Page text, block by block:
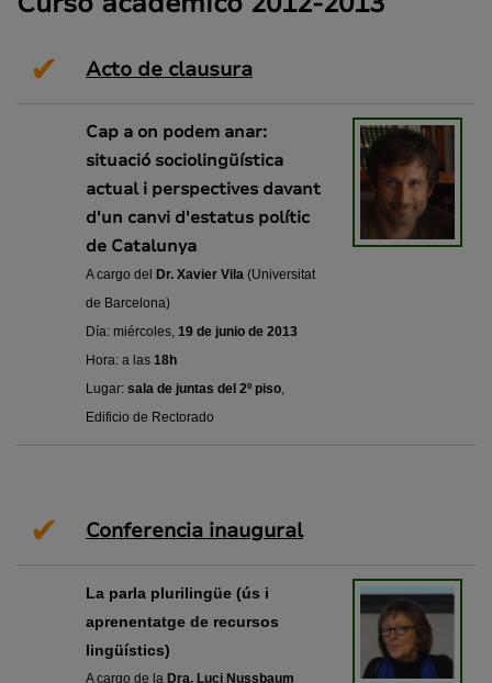
✔ Acto de clausura
Cap a on podem anar:
situació sociolingüística
actual i perspectives davant
d'un canvi d'estatus polític
de Catalunya
A cargo del Dr. Xavier Vila (Universitat
de Barcelona)
Día: miércoles, 19 de junio de 2013
Hora: a las 18h
Lugar: sala de juntas del 2º piso,
Edificio de Rectorado
✔ Conferencia inaugural
La parla plurilingüe (ús i
aprenentatge de recursos
lingüístics)
A cargo de la Dra. Luci Nussbaum